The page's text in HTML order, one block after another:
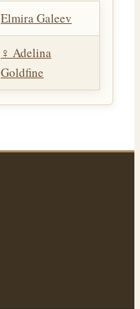
Elmira Galeev
♀️ Adelina
Goldfine